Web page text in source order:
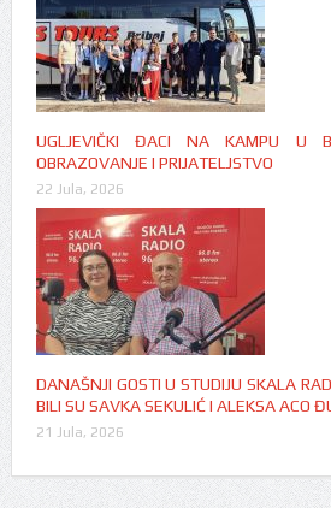
UGLJEVIČKI ĐACI NA KAMPU U
OBRAZOVANJE I PRIJATELJSTVO
22 Jula, 2026
DANAŠNJI GOSTI U STUDIJU SKALA
BILI SU SAVKA SEKULIĆ I ALEKSA ACO
21 Jula, 2026